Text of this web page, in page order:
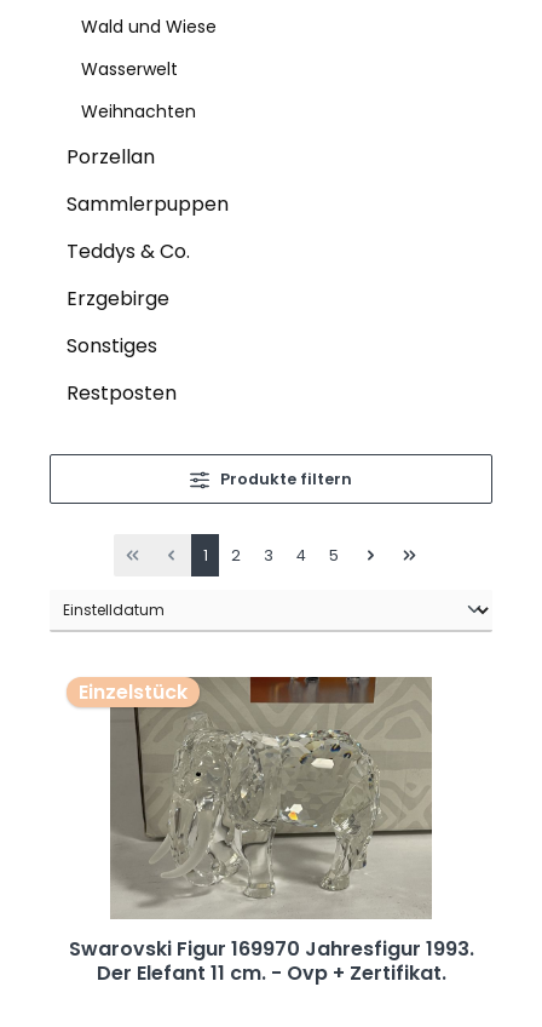
Wald und Wiese
Wasserwelt
Weihnachten
Porzellan
Sammlerpuppen
Teddys & Co.
Erzgebirge
Sonstiges
Restposten
Produkte filtern
1 2 3 4 5
Einzelstück
Swarovski Figur 169970 Jahresfigur 1993.
Der Elefant 11 cm. - Ovp + Zertifikat.